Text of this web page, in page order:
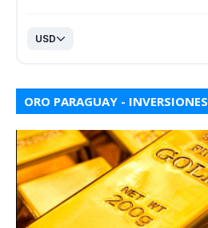
ORO PARAGUAY - INVERSIONES